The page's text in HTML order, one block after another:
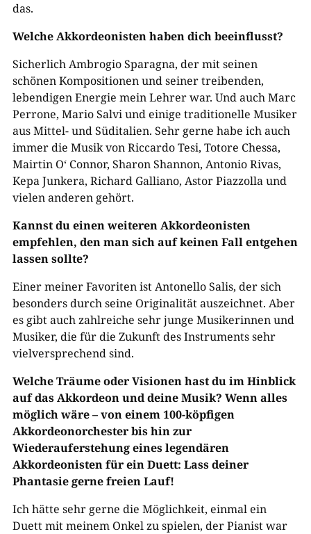
das.
Welche Akkordeonisten haben dich beeinflusst?
Sicherlich Ambrogio Sparagna, der mit seinen
schönen Kompositionen und seiner treibenden,
lebendigen Energie mein Lehrer war. Und auch Marc
Perrone, Mario Salvi und einige traditionelle Musiker
aus Mittel- und Süditalien. Sehr gerne habe ich auch
immer die Musik von Riccardo Tesi, Totore Chessa,
Mairtin O‘ Connor, Sharon Shannon, Antonio Rivas,
Kepa Junkera, Richard Galliano, Astor Piazzolla und
vielen anderen gehört.
Kannst du einen weiteren Akkordeonisten
empfehlen, den man sich auf keinen Fall entgehen
lassen sollte?
Einer meiner Favoriten ist Antonello Salis, der sich
besonders durch seine Originalität auszeichnet. Aber
es gibt auch zahlreiche sehr junge Musikerinnen und
Musiker, die für die Zukunft des Instruments sehr
vielversprechend sind.
Welche Träume oder Visionen hast du im Hinblick
auf das Akkordeon und deine Musik? Wenn alles
möglich wäre – von einem 100-köpfigen
Akkordeonorchester bis hin zur
Wiederauferstehung eines legendären
Akkordeonisten für ein Duett: Lass deiner
Phantasie gerne freien Lauf!
Ich hätte sehr gerne die Möglichkeit, einmal ein
Duett mit meinem Onkel zu spielen, der Pianist war